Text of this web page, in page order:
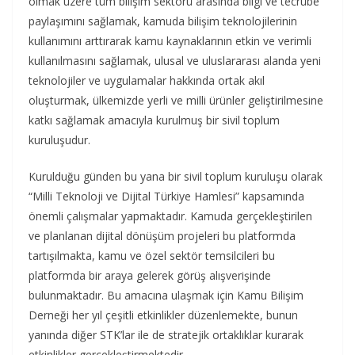
paylaşımını sağlamak, kamuda bilişim teknolojilerinin
kullanımını arttırarak kamu kaynaklarının etkin ve verimli
kullanılmasını sağlamak, ulusal ve uluslararası alanda yeni
teknolojiler ve uygulamalar hakkında ortak akıl
oluşturmak, ülkemizde yerli ve milli ürünler geliştirilmesine
katkı sağlamak amacıyla kurulmuş bir sivil toplum
kuruluşudur.
Kurulduğu günden bu yana bir sivil toplum kuruluşu olarak
“Milli Teknoloji ve Dijital Türkiye Hamlesi” kapsamında
önemli çalışmalar yapmaktadır. Kamuda gerçekleştirilen
ve planlanan dijital dönüşüm projeleri bu platformda
tartışılmakta, kamu ve özel sektör temsilcileri bu
platformda bir araya gelerek görüş alışverişinde
bulunmaktadır. Bu amacına ulaşmak için Kamu Bilişim
Derneği her yıl çeşitli etkinlikler düzenlemekte, bunun
yanında diğer STK’lar ile de stratejik ortaklıklar kurarak